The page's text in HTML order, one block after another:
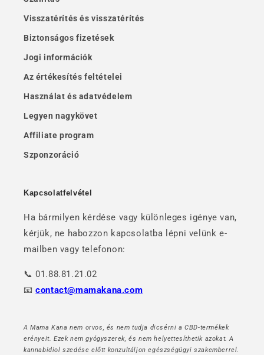
Visszatérítés és visszatérítés
Biztonságos fizetések
Jogi információk
Az értékesítés feltételei
Használat és adatvédelem
Legyen nagykövet
Affiliate program
Szponzoráció
Kapcsolatfelvétel
Ha bármilyen kérdése vagy különleges igénye van,
kérjük, ne habozzon kapcsolatba lépni velünk e-
mailben vagy telefonon:
📞 01.88.81.21.02
📧contact@mamakana.com
A Mama Kana nem orvos, és nem tudja dicsérni a CBD-termékek
erényeit. Ezek nem gyógyszerek, és nem helyettesíthetik azokat. A
kannabidiol szedése előtt konzultáljon egészségügyi szakemberrel.